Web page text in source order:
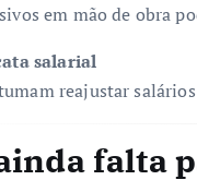
em mão de obra
salarial
reajustar
falta